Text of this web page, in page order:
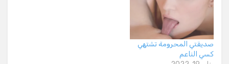
صديقتي المحرومة تشتهي
كسي الناعم